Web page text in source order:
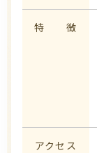
特 徴
アクセス